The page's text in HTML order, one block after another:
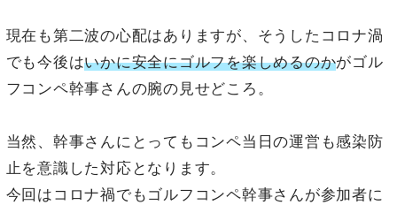
現在も第二波の心配はありますが、そうしたコロナ渦
でも今後はいかに安全にゴルフを楽しめるのかがゴル
フコンペ幹事さんの腕の見せどころ。
当然、幹事さんにとってもコンペ当日の運営も感染防
止を意識した対応となります。
今回はコロナ禍でもゴルフコンペ幹事さんが参加者に